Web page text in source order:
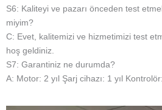
S6: Kaliteyi ve pazarı önceden test
miyim?
C: Evet, kalitemizi ve hizmetimizi test
hoş geldiniz.
S7: Garantiniz ne durumda?
A: Motor: 2 yıl Şarj cihazı: 1 yıl